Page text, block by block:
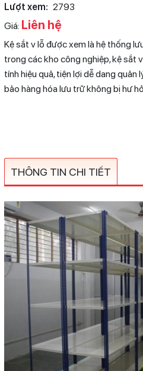
Lượt xem: 2793
Giá: Liên hệ
Kệ sắt v lỗ được xem là hệ thống
trong các kho công nghiệp, kệ sắt
tính hiệu quả, tiện lợi dễ dang quản
bảo hàng hóa lưu trữ không bị hư
THÔNG TIN CHI TIẾT